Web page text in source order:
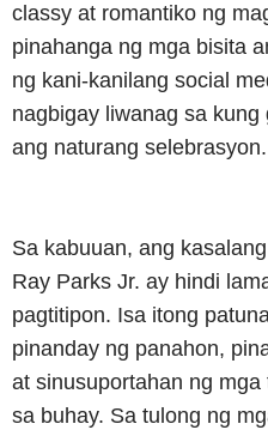
classy at romantiko ng
pinahanga ng mga bisita
ng kani-kanilang social
nagbigay liwanag sa
ang naturang selebrasyon.
Sa kabuuan, ang
Ray Parks Jr. ay hindi
pagtitipon. Isa itong
pinanday ng panahon,
at sinusuportahan ng
sa buhay. Sa tulong ng